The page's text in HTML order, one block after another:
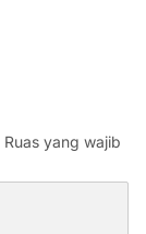
Ruas yang wajib